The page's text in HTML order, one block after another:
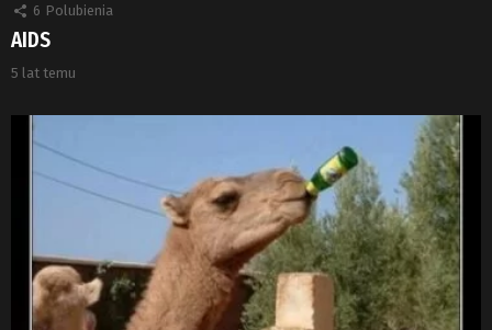
6 Polubienia
AIDS
5 lat temu